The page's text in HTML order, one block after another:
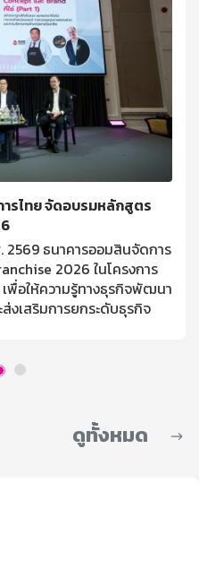
รไทย จัดอบรมหลักสูตร
ธนาคารออมสินจัดการ
2026 ในโครงการ
พื่อให้ความรู้ทางธุรกิจพัฒนา
งเสริมการยกระดับธุรกิจ
ดูทั้งหมด